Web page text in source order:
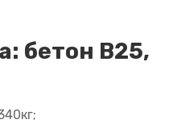
бетон B25,